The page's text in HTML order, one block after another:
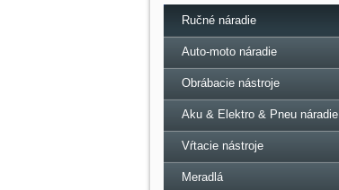
Ručné náradie
Auto-moto náradie
Obrábacie nástroje
Aku & Elektro & Pneu náradie
Vŕtacie nástroje
Meradlá